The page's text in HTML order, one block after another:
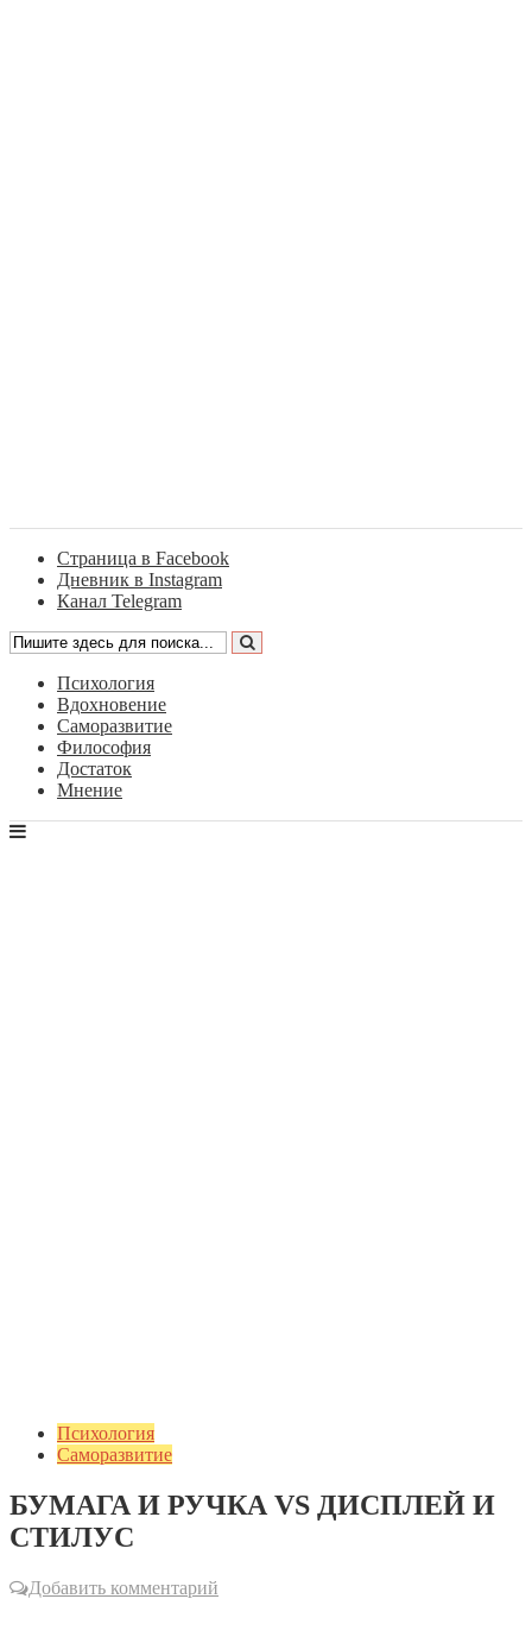
Страница в Facebook
Дневник в Instagram
Канал Telegram
Психология
Вдохновение
Саморазвитие
Философия
Достаток
Мнение
Психология
Саморазвитие
БУМАГА И РУЧКА VS ДИСПЛЕЙ И
СТИЛУС
Добавить комментарий